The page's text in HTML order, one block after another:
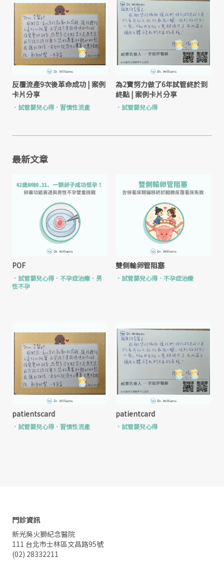
反覆流產9次後革命成功 | 案例
卡片分享
． 試管嬰兒心得 ． 習慣性流產
為2寶努力做了6年試管終於到
終點 | 案例卡片分享
． 試管嬰兒心得
最新文章
POF
． 試管嬰兒心得 ． 不孕症治療 ． 男
性不孕
雙側輸卵管阻塞
． 試管嬰兒心得 ．不孕症治療
patientscard
． 試管嬰兒心得 ． 習慣性流產
patientcard
． 試管嬰兒心得
門診資訊
新光吳火獅紀念醫院
111 台北市士林區文昌路95號
(02) 28332211